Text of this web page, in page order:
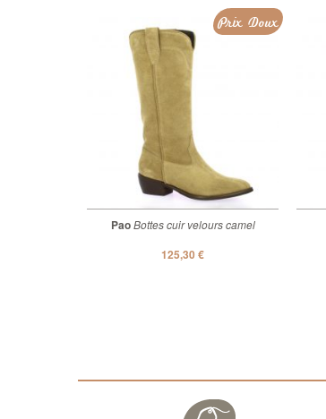
PaoBottes cuir velours camel
125,30 €
Prix Doux